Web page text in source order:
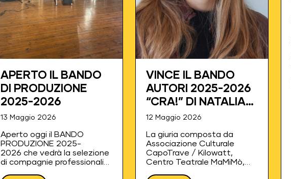
APERTO IL BANDO
DI PRODUZIONE
2025-2026
13 Maggio 2026
Aperto oggi il BANDO
PRODUZIONE 2025-
2026 che vedrà la selezione
di compagnie professionali
VINCE IL BANDO
AUTORI 2025-2026
“CRA!” DI NATALIA
GUERRIERI
12 Maggio 2026
La giuria composta da
Associazione Culturale
CapoTrave / Kilowatt,
Centro Teatrale MaMiMò,